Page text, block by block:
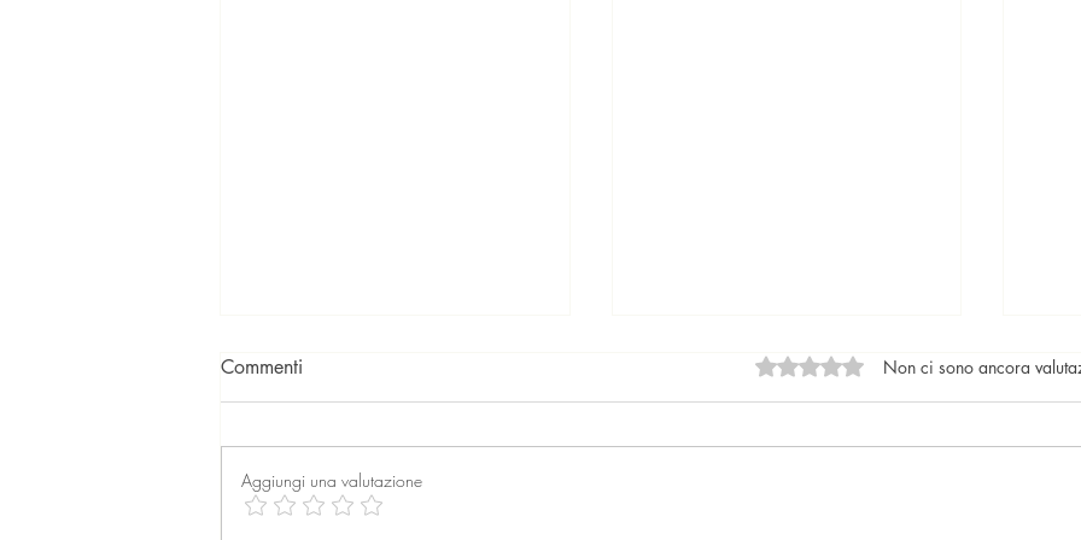
Commenti Valutazione 0 stelle su 5.
Non ci sono ancora
Aggiungi una valutazione